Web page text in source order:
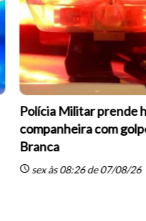
Polícia Militar prende
companheira com
Branca
schedulesex às 08:26 de 07/08/26